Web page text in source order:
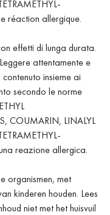
réaction allergique.
effetti di lunga durata.
attentamente e
insieme ai
secondo le norme
COUMARIN, LINALYL
reazione allergica.
organismen, met
kinderen houden. Lees
niet met het huisvuil